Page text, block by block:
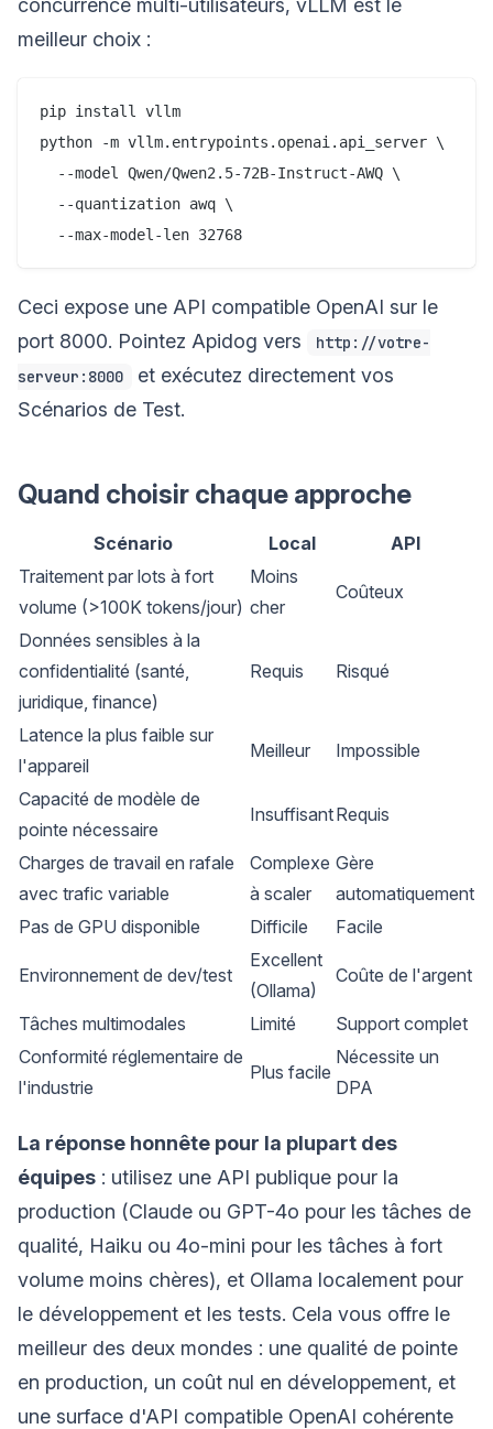
concurrence multi-utilisateurs, vLLM est le
meilleur choix :
pip install vllm
python -m vllm.entrypoints.openai.api_server \
  --model Qwen/Qwen2.5-72B-Instruct-AWQ \
  --quantization awq \
Ceci expose une API compatible OpenAI sur le
port 8000. Pointez Apidog vers
http://votre-
serveur:8000
et exécutez directement vos
Scénarios de Test.
Quand choisir chaque approche
Scénario Local
API
Traitement par lots à fort
volume (>100K tokens/jour)
Moins
cher
Coûteux
Données sensibles à la
confidentialité (santé,
juridique, finance)
Requis Risqué
Latence la plus faible sur
l'appareil
Meilleur Impossible
Capacité de modèle de
pointe nécessaire
InsuffisantRequis
Charges de travail en rafale
avec trafic variable
Complexe
à scaler
Gère
automatiquement
Pas de GPU disponible
Difficile Facile
Environnement de dev/test
Excellent
(Ollama)
Coûte de l'argent
Tâches multimodales Limité
Support complet
Conformité réglementaire de
l'industrie
Plus facile
Nécessite un
DPA
La réponse honnête pour la plupart des
équipes : utilisez une API publique pour la
production (Claude ou GPT-4o pour les tâches de
qualité, Haiku ou 4o-mini pour les tâches à fort
volume moins chères), et Ollama localement pour
le développement et les tests. Cela vous offre le
meilleur des deux mondes : une qualité de pointe
en production, un coût nul en développement, et
une surface d'API compatible OpenAI cohérente